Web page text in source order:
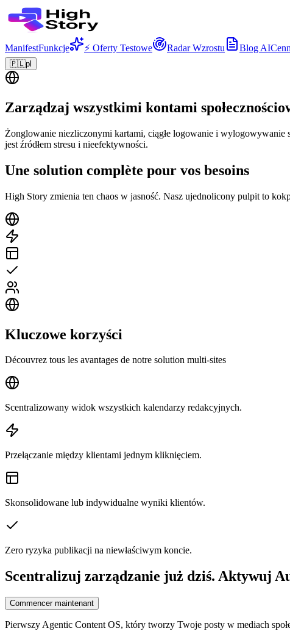
ManifestFunkcje ⚡ Oferty Testowe Radar Wzrostu Blog AI
🇵🇱pl
Zarządzaj wszystkimi kontami
Żonglowanie niezliczonymi kartami, ciągłe logowanie i wylogowywanie
jest źródłem stresu i nieefektywności.
Une solution complète pour vos besoins
High Story zmienia ten chaos w jasność. Nasz ujednolicony pulpit to
Kluczowe korzyści
Découvrez tous les avantages de notre solution multi-sites
Scentralizowany widok wszystkich kalendarzy redakcyjnych.
Przełączanie między klientami jednym kliknięciem.
Skonsolidowane lub indywidualne wyniki klientów.
Zero ryzyka publikacji na niewłaściwym koncie.
Scentralizuj zarządzanie już dziś. Aktywuj
Commencer maintenant
Pierwszy Agentic Content OS, który tworzy Twoje posty w mediach